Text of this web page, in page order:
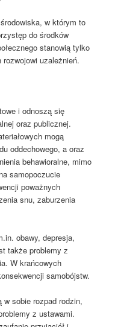
w którym to
do środków
stanowią tylko
uzależnień.
i odnoszą się
oraz publicznej.
mogą
oddechowego, a oraz
behawioralne, mimo
samopoczucie
poważnych
snu, zaburzenia
obawy, depresja,
także problemy z
W krańcowych
samobójstw.
w sobie rozpad rodzin,
z ustawami.